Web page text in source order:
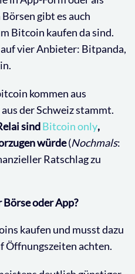
gibt es auch
Bitcoin kaufen da sind.
vier Anbieter: Bitpanda,
kommen aus
der Schweiz stammt.
sindBitcoin only,
würde(Nochmals:
Ratschlag zu
oder App?
kaufen und musst dazu
Öffnungszeiten achten.